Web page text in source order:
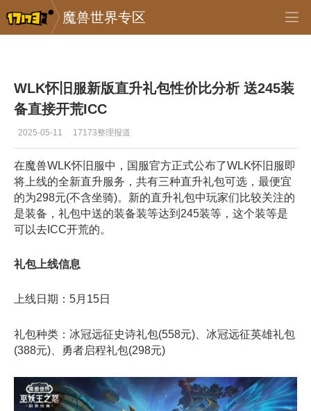
魔兽世界专区
专区_《魔兽世界》 >
WLK怀旧服新版直升礼包性价比分析 送245装
备直接开荒ICC
2025-05-11 17173整理报道
在魔兽WLK怀旧服中，国服官方正式公布了WLK怀旧服即
将上线的全新直升服务，共有三种直升礼包可选，最便宜
的为298元(不含坐骑)。新的直升礼包中玩家们比较关注的
是装备，礼包中送的装备装等达到245装等，这个装等是
可以去ICC开荒的。
礼包上线信息
上线日期‌：5月15日
礼包种类‌：冰冠远征史诗礼包(558元)、冰冠远征英雄礼包
(388元)、勇者启程礼包(298元)